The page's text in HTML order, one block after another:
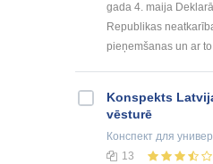
gada 4. maija
Republikas
pieņemšanas un ar
Konspekts
vēsturē
Конспект для
13